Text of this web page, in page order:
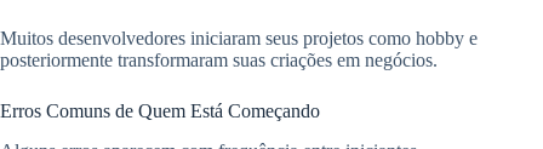
Muitos desenvolvedores iniciaram seus projetos como hobby e
posteriormente transformaram suas criações em negócios.
Erros Comuns de Quem Está Começando